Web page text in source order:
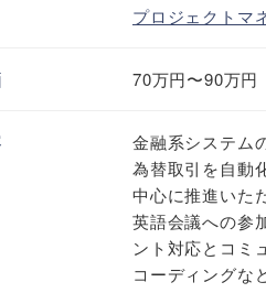
プロジェクトマ
70万円〜90万円
金融系システム
為替取引を自動
中心に推進いた
英語会議への参
ント対応とコミ
コーディングな